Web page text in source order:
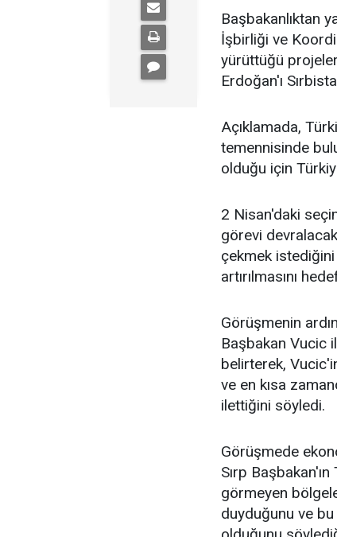
Başbakanlıktan
İşbirliği ve
yürüttüğü
Erdoğan'ı
Açıklamada,
temennisinde
olduğu için
2 Nisan'daki
görevi devralacak
çekmek
artırılmasını
Görüşmenin
Başbakan Vucic
belirterek,
ve en kısa
ilettiğini söyledi.
Görüşmede
Sırp
görmeyen
duyduğunu ve bu